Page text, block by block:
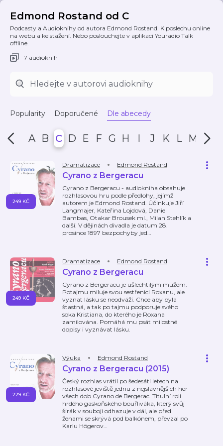
Edmond Rostand od C
Podcasty a Audioknihy od autora Edmond Rostand. K poslechu online
na webu a ke stažení. Nebo poslouchejte v aplikaci Youradio Talk
offline.
7 audioknih
Popularity Doporučené Dle abecedy
A B C D E F G H I J K L M N
Dramatizace Edmond Rostand
Cyrano z Bergeracu
Cyrano z Bergeracu - audiokniha obsahuje
rozhlasovou hru podle předlohy, jejímž
autorem je Edmond Rostand. Účinkuje Jiří
Langmajer, Kateřina Lojdová, Daniel
Bambas, Otakar Brousek ml., Milan Stehlík a
další. V dějinách divadla je datum 28.
prosince 1897 bezpochyby jed…
249 KČ
Dramatizace Edmond Rostand
Cyrano z Bergeracu
Cyrano z Bergeracu je ušlechtilým mužem.
Potajmu miluje svou sestřenici Roxanu, ale
vyznat lásku se neodváží. Chce aby byla
štastná, a tak po tajmu podporuje svého
soka Kristiana, do kterého je Roxana
zamilována. Pomáhá mu psát milostné
dopisy i vyznávat lásku.
249 KČ
Výuka Edmond Rostand
Cyrano z Bergeracu (2015)
Český rozhlas vrátil po šedesáti letech na
rozhlasové jeviště jednu z nejslavnějších her
všech dob Cyrano de Bergerac. Titulní roli
hrdého gaskoňského bouřliváka, který svůj
širák v souboji odhazuje v dál, ale před
ženami se skrývá pod balkónem, převzal po
Karlu Högerov…
229 KČ